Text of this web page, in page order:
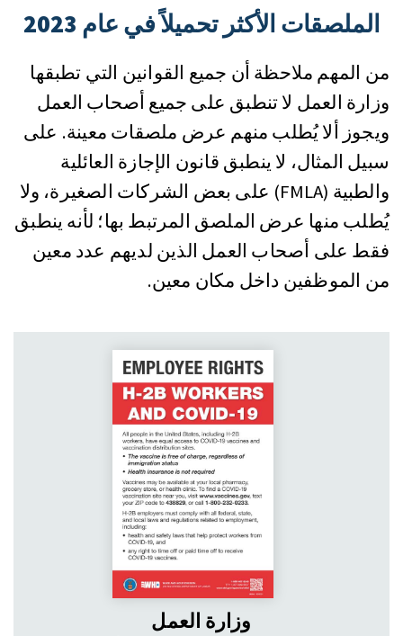
الملصقات الأكثر تحميلاً في عام 2023
من المهم ملاحظة أن جميع القوانين التي تطبقها
وزارة العمل لا تنطبق على جميع أصحاب العمل
ويجوز ألا يُطلب منهم عرض ملصقات معينة. على
سبيل المثال، لا ينطبق قانون الإجازة العائلية
والطبية (FMLA) على بعض الشركات الصغيرة، ولا
يُطلب منها عرض الملصق المرتبط بها؛ لأنه ينطبق
فقط على أصحاب العمل الذين لديهم عدد معين
من الموظفين داخل مكان معين.
وزارة العمل